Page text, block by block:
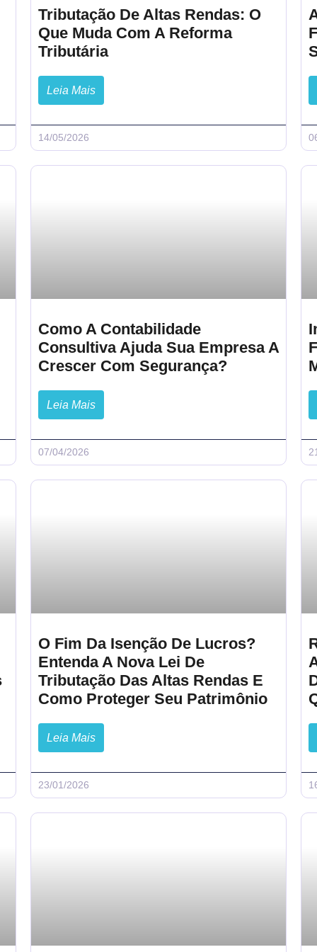
Tributação De Altas Rendas: O
Que Muda Com A Reforma
Tributária
Leia Mais
14/05/2026
Como A Contabilidade
Consultiva Ajuda Sua Empresa A
Crescer Com Segurança?
Leia Mais
07/04/2026
O Fim Da Isenção De Lucros?
Entenda A Nova Lei De
Tributação Das Altas Rendas E
Como Proteger Seu Patrimônio
Leia Mais
23/01/2026